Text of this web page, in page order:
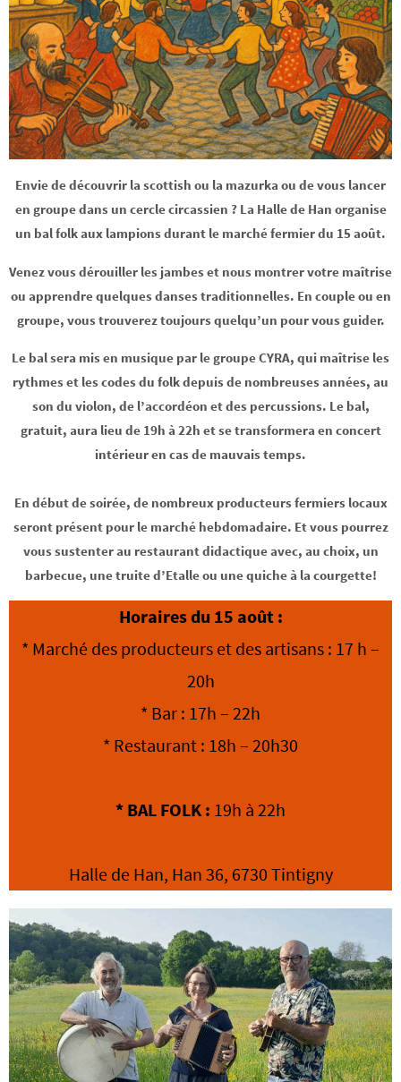
Envie de découvrir la scottish ou la mazurka ou de vous lancer
en groupe dans un cercle circassien ? La Halle de Han organise
un bal folk aux lampions durant le marché fermier du 15 août.
Venez vous dérouiller les jambes et nous montrer votre maîtrise
ou apprendre quelques danses traditionnelles. En couple ou en
groupe, vous trouverez toujours quelqu’un pour vous guider.
Le bal sera mis en musique par le groupe CYRA, qui maîtrise les
rythmes et les codes du folk depuis de nombreuses années, au
son du violon, de l’accordéon et des percussions. Le bal,
gratuit, aura lieu de 19h à 22h et se transformera en concert
intérieur en cas de mauvais temps.
En début de soirée, de nombreux producteurs fermiers locaux
seront présent pour le marché hebdomadaire. Et vous pourrez
vous sustenter au restaurant didactique avec, au choix, un
barbecue, une truite d’Etalle ou une quiche à la courgette!
Horaires du 15 août :
* Marché des producteurs et des artisans : 17 h –
20h
* Bar : 17h – 22h
* Restaurant : 18h – 20h30
* BAL FOLK : 19h à 22h
Halle de Han, Han 36, 6730 Tintigny